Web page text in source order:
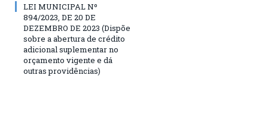
LEI MUNICIPAL Nº
894/2023, DE 20 DE
DEZEMBRO DE 2023 (Dispõe
sobre a abertura de crédito
adicional suplementar no
orçamento vigente e dá
outras providências)